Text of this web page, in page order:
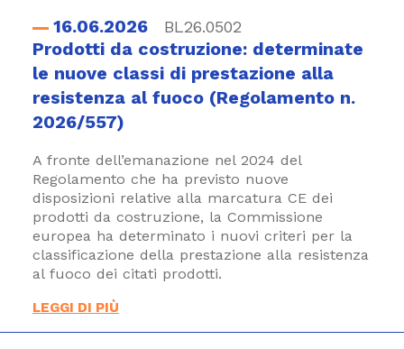
16.06.2026 BL26.0502
Prodotti da costruzione: determinate
le nuove classi di prestazione alla
resistenza al fuoco (Regolamento n.
2026/557)
A fronte dell’emanazione nel 2024 del
Regolamento che ha previsto nuove
disposizioni relative alla marcatura CE dei
prodotti da costruzione, la Commissione
europea ha determinato i nuovi criteri per la
classificazione della prestazione alla resistenza
al fuoco dei citati prodotti.
LEGGI DI PIÙ